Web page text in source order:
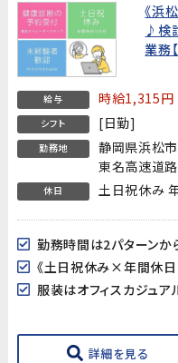
《浜
♪検
業務
給与 時給1,315円
シフト [日勤]
勤務地
静岡県浜松
東名高速道
休日 土日祝休み
詳細を見る